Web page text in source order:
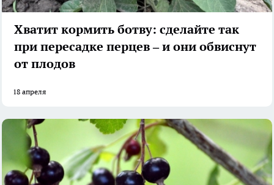
Хватит кормить ботву: сделайте так
при пересадке перцев – и они обвиснут
от плодов
18 апреля